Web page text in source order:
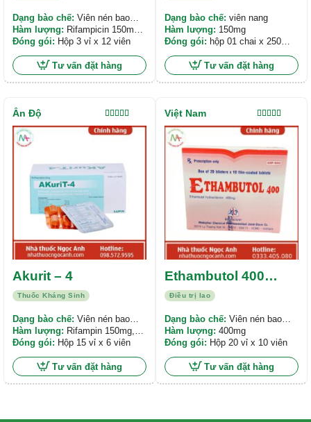
Dạng bào chế: Viên nén bao
phim
Hàm lượng: Rifampicin 150mg,
Isoniazid 100mg
Đóng gói: Hộp 3 vỉ x 12 viên
Tư vấn đặt hàng
Dạng bào chế: viên nang
Hàm lượng: 150mg
Đóng gói: hộp 01 chai x 250
viên
Tư vấn đặt hàng
Thuốc Kháng Sinh
Akurit – 4
Được xếp
hạng5.00
Dạng bào chế: Viên nén bao
phim
Hàm lượng: Rifampin 150mg,
Isoniazid 75mg, Ethambutol
275mg, Pyrazinamide 400mg
Đóng gói: Hộp 15 vỉ x 6 viên
Tư vấn đặt hàng
Ấn Độ
Điều trị lao
Ethambutol 400
Mekophar
Được xếp
hạng5.00
Dạng bào chế: Viên nén bao
phim
Hàm lượng: 400mg
Đóng gói: Hộp 20 vỉ x 10 viên
Tư vấn đặt hàng
Việt Nam